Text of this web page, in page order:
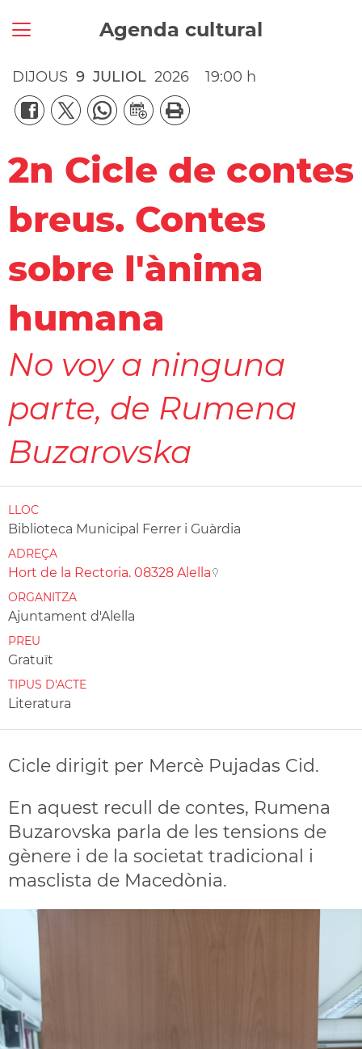
Agenda cultural
DIJOUS 9 JULIOL 2026 19:00 h
2n Cicle de contes
breus. Contes
sobre l'ànima
humana
No voy a ninguna
parte, de Rumena
Buzarovska
LLOC
Biblioteca Municipal Ferrer i Guàrdia
ADREÇA
Hort de la Rectoria. 08328 Alella
ORGANITZA
Ajuntament d'Alella
PREU
Gratuït
TIPUS D'ACTE
Literatura
Cicle dirigit per Mercè Pujadas Cid.
En aquest recull de contes, Rumena
Buzarovska parla de les tensions de
gènere i de la societat tradicional i
masclista de Macedònia.